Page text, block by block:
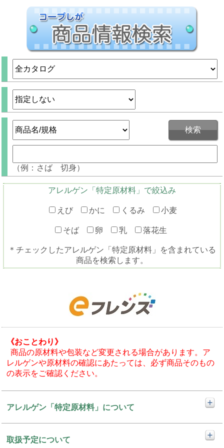
（例：さば 切身）
アレルゲン「特定原材料」で絞込み
えび かに くるみ 小麦
そば 卵 乳 落花生
＊チェックしたアレルゲン「特定原材料」を含まれている
商品を検索します。
《おことわり》
商品の原材料や包装など変更される場合があります。ア
レルゲンや原材料の確認にあたっては、必ず商品そのもの
の表示をご確認ください。
アレルゲン「特定原材料」について
取扱予定について